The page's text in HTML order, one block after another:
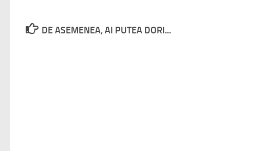
DE ASEMENEA, AI PUTEA DORI...